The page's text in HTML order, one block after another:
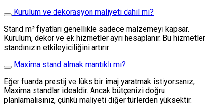
Kurulum ve dekorasyon maliyeti dahil mi?
Stand m² fiyatları genellikle sadece malzemeyi kapsar.
Kurulum, dekor ve ek hizmetler ayrı hesaplanır. Bu hizmetler
standınızın etkileyiciliğini artırır.
Maxima stand almak mantıklı mı?
Eğer fuarda prestij ve lüks bir imaj yaratmak istiyorsanız,
Maxima standlar idealdir. Ancak bütçenizi doğru
planlamalısınız, çünkü maliyeti diğer türlerden yüksektir.